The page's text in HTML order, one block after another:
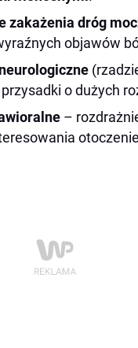
zakażenia dróg
objawów
o dużych
–